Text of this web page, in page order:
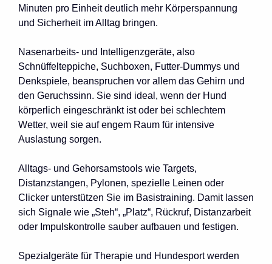
Minuten pro Einheit deutlich mehr Körperspannung
und Sicherheit im Alltag bringen.
Nasenarbeits- und Intelligenzgeräte, also
Schnüffelteppiche, Suchboxen, Futter-Dummys und
Denkspiele, beanspruchen vor allem das Gehirn und
den Geruchssinn. Sie sind ideal, wenn der Hund
körperlich eingeschränkt ist oder bei schlechtem
Wetter, weil sie auf engem Raum für intensive
Auslastung sorgen.
Alltags- und Gehorsamstools wie Targets,
Distanzstangen, Pylonen, spezielle Leinen oder
Clicker unterstützen Sie im Basistraining. Damit lassen
sich Signale wie „Steh“, „Platz“, Rückruf, Distanzarbeit
oder Impulskontrolle sauber aufbauen und festigen.
Spezialgeräte für Therapie und Hundesport werden